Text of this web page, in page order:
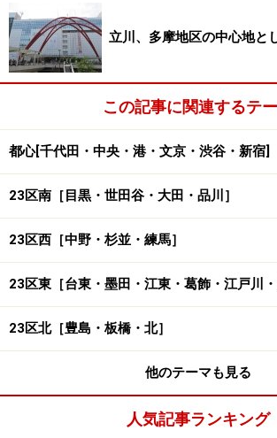
立川、多摩地区の中心地と
この記事に関連するテ
都心[千代田・中央・港・文京・渋谷・新宿]
23区南［目黒・世田谷・大田・品川］
23区西［中野・杉並・練馬］
23区東［台東・墨田・江東・葛飾・江戸川・
23区北［豊島・板橋・北］
他のテーマも見る
人気記事ランキング